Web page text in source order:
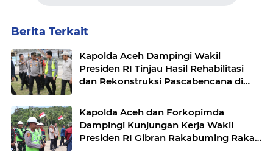
Berita Terkait
Kapolda Aceh Dampingi Wakil
Presiden RI Tinjau Hasil Rehabilitasi
dan Rekonstruksi Pascabencana di
Kapolda Aceh dan Forkopimda
Dampingi Kunjungan Kerja Wakil
Presiden RI Gibran Rakabuming Raka